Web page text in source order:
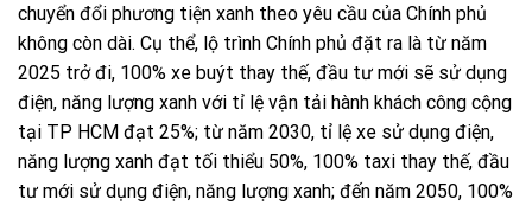
chuyển đổi phương tiện xanh theo yêu cầu của Chính phủ
không còn dài. Cụ thể, lộ trình Chính phủ đặt ra là từ năm
2025 trở đi, 100% xe buýt thay thế, đầu tư mới sẽ sử dụng
điện, năng lượng xanh với tỉ lệ vận tải hành khách công cộng
tại TP HCM đạt 25%; từ năm 2030, tỉ lệ xe sử dụng điện,
năng lượng xanh đạt tối thiểu 50%, 100% taxi thay thế, đầu
tư mới sử dụng điện, năng lượng xanh; đến năm 2050, 100%